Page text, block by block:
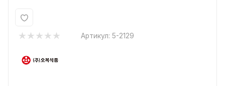
Артикул: 5-2129